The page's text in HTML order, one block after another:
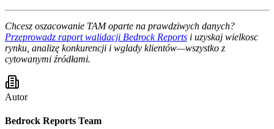
Chcesz oszacowanie TAM oparte na prawdziwych danych?
Przeprowadz raport walidacji Bedrock Reports i uzyskaj wielkosc
rynku, analizę konkurencji i wglady klientów—wszystko z
cytowanymi źródłami.
Autor
Bedrock Reports Team